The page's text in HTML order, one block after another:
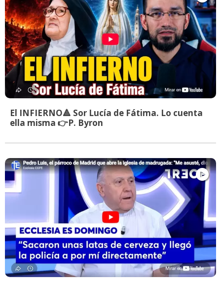
El INFIERNO🔺 Sor Lucía de Fátima. Lo cuenta
ella misma 👉P. Byron